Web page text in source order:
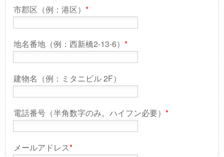
市郡区（例：港区） *
地名番地（例：西新橋2-13-6） *
建物名（例：ミタニビル 2F）
電話番号（半角数字のみ。ハイフン必要） *
メールアドレス*